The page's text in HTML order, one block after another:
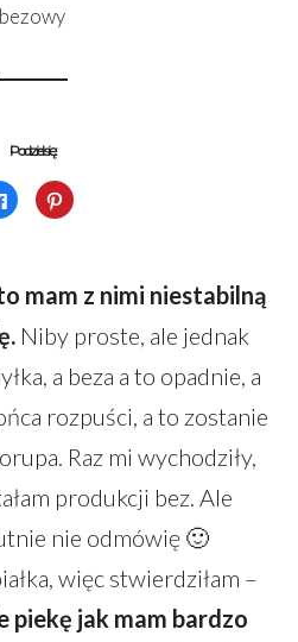
bezowy
Podziel się:
Kliknij,
aby
udostępnić
nowym
oknie)
Udostępniej
na
mam z nimi niestabilną
Niby proste, ale jednak
a beza a to opadnie, a
rozpuści, a to zostanie
Raz mi wychodziły,
produkcji bez. Ale
nie odmówię 🙂
więc stwierdziłam –
piekę jak mam bardzo